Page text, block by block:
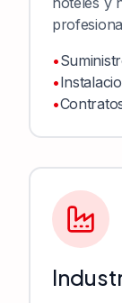
•
•
•